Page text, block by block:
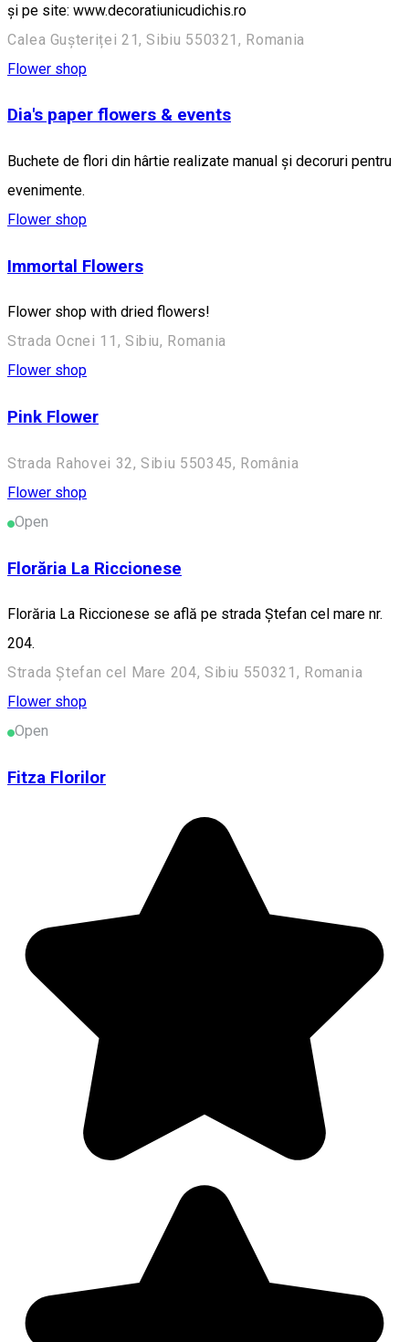
și pe site: www.decoratiunicudichis.ro
Calea Gușteriței 21, Sibiu 550321, Romania
Flower shop
Dia's paper flowers & events
Buchete de flori din hârtie realizate manual și decoruri pentru
evenimente.
Flower shop
Immortal Flowers
Flower shop with dried flowers!
Strada Ocnei 11, Sibiu, Romania
Flower shop
Pink Flower
Strada Rahovei 32, Sibiu 550345, România
Flower shop
Open
Florăria La Riccionese
Florăria La Riccionese se află pe strada Ștefan cel mare nr.
204.
Strada Ștefan cel Mare 204, Sibiu 550321, Romania
Flower shop
Open
Fitza Florilor